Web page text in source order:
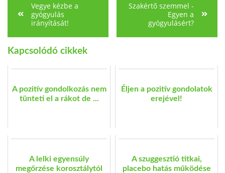
Vegye kézbe a
gyógyulás
irányítását!
Szakértő szemmel -
Egyen a
gyógyulásért?
Kapcsolódó cikkek
A pozitív gondolkozás nem
tünteti el a rákot de ...
Éljen a pozitív gondolatok
erejével!
A lelki egyensúly
megőrzése korosztálytól
A szuggesztió titkai,
placebo hatás működése